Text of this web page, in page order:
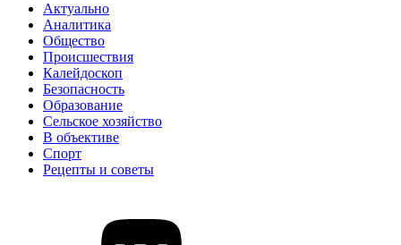
Актуально
Аналитика
Общество
Происшествия
Калейдоскоп
Безопасность
Образование
Сельское хозяйство
В объективе
Спорт
Рецепты и советы